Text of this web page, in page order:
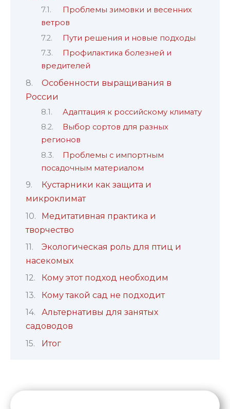
Проблемы зимовки и весенних
ветров
Пути решения и новые подходы
Профилактика болезней и
вредителей
Особенности выращивания в
России
Адаптация к российскому климату
Выбор сортов для разных
регионов
Проблемы с импортным
посадочным материалом
Кустарники как защита и
микроклимат
Медитативная практика и
творчество
Экологическая роль для птиц и
насекомых
Кому этот подход необходим
Кому такой сад не подходит
Альтернативы для занятых
садоводов
Итог